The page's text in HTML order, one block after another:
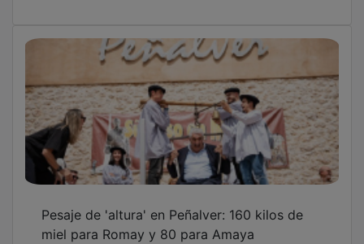
Pesaje de 'altura' en Peñalver: 160 kilos de
miel para Romay y 80 para Amaya